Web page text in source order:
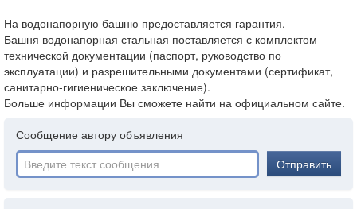
На водонапорную башню предоставляется гарантия.
Башня водонапорная стальная поставляется с комплектом
технической документации (паспорт, руководство по
эксплуатации) и разрешительными документами (сертификат,
санитарно-гигиеническое заключение).
Больше информации Вы сможете найти на официальном сайте.
Сообщение автору объявления
Отправить